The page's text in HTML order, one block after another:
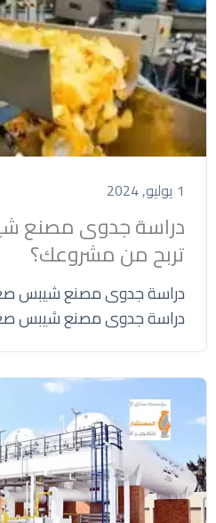
1 يوليو, 2024
دراسة جدوى مصنع
تربح من مشروعك؟
دراسة جدوى مصنع شيبس
دراسة جدوى مصنع شيبس